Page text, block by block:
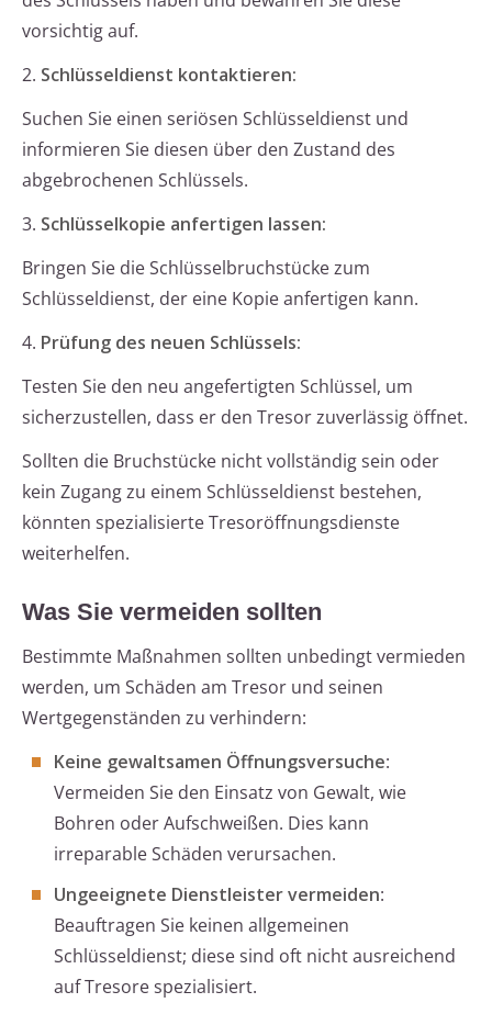
vorsichtig auf.
2. Schlüsseldienst kontaktieren:
Suchen Sie einen seriösen Schlüsseldienst und
informieren Sie diesen über den Zustand des
abgebrochenen Schlüssels.
3. Schlüsselkopie anfertigen lassen:
Bringen Sie die Schlüsselbruchstücke zum
Schlüsseldienst, der eine Kopie anfertigen kann.
4. Prüfung des neuen Schlüssels:
Testen Sie den neu angefertigten Schlüssel, um
sicherzustellen, dass er den Tresor zuverlässig öffnet.
Sollten die Bruchstücke nicht vollständig sein oder
kein Zugang zu einem Schlüsseldienst bestehen,
könnten spezialisierte Tresoröffnungsdienste
weiterhelfen.
Was Sie vermeiden sollten
Bestimmte Maßnahmen sollten unbedingt vermieden
werden, um Schäden am Tresor und seinen
Wertgegenständen zu verhindern:
Keine gewaltsamen Öffnungsversuche:
Vermeiden Sie den Einsatz von Gewalt, wie
Bohren oder Aufschweißen. Dies kann
irreparable Schäden verursachen.
Ungeeignete Dienstleister vermeiden:
Beauftragen Sie keinen allgemeinen
Schlüsseldienst; diese sind oft nicht ausreichend
auf Tresore spezialisiert.